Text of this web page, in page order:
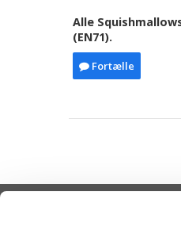
Alle
(EN71).
Fortælle